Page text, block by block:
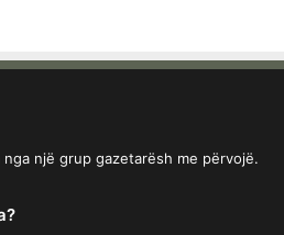
një grup gazetarësh me përvojë.